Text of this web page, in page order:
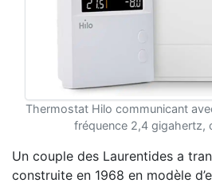
Thermostat Hilo communicant
fréquence 2,4 gigahertz,
Un couple des Laurentides a
construite en 1968 en modèle